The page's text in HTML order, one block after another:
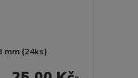
mm (24ks)